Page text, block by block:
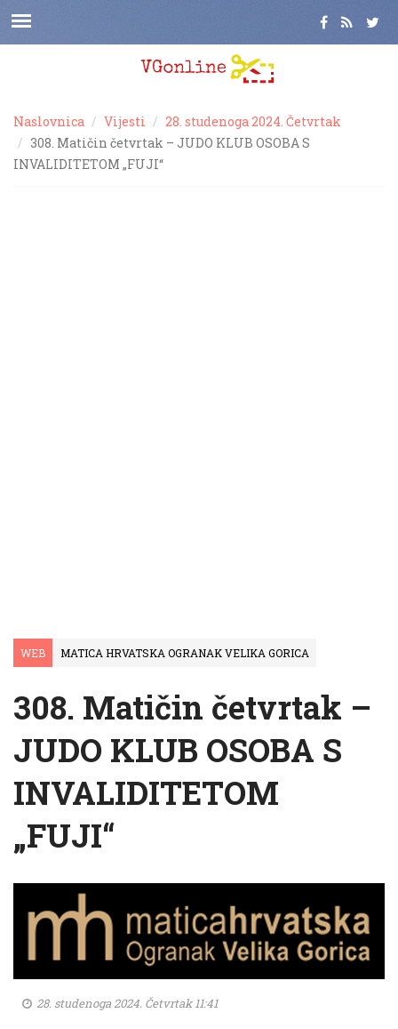
Naslovnica Vijesti
28. studenoga 2024. Četvrtak
308. Matičin četvrtak – JUDO KLUB OSOBA S
INVALIDITETOM „FUJI“
WEB MATICA HRVATSKA OGRANAK VELIKA GORICA
308. Matičin četvrtak –
JUDO KLUB OSOBA S
INVALIDITETOM
„FUJI“
28. studenoga 2024. Četvrtak 11:41